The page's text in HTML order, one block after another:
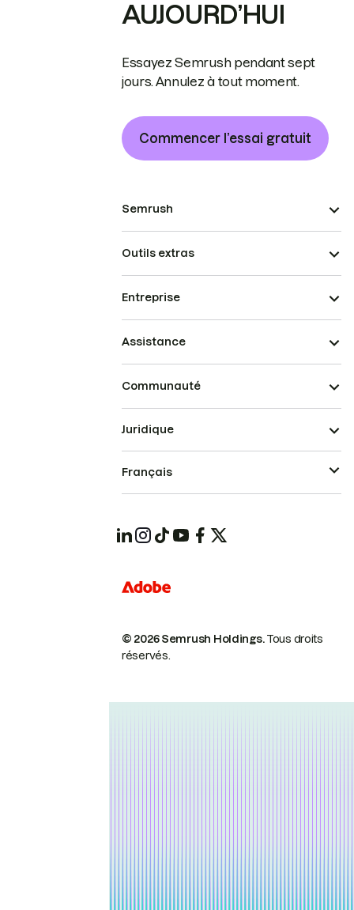
AUJOURD’HUI
Essayez Semrush pendant sept
jours. Annulez à tout moment.
Commencer l’essai gratuit
Semrush
Outils extras
Entreprise
Assistance
Communauté
© 2026 Semrush Holdings.Tous droits
réservés.
Juridique
Français